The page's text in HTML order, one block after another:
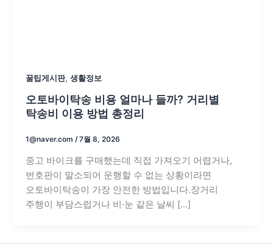
꿀팁게시판, 생활정보
오토바이탁송 비용 얼마나 들까? 거리별
탁송비 이용 방법 총정리
1@naver.com /7월 8, 2026
중고 바이크를 구매했는데 직접 가져오기 어렵거나,
번호판이 말소되어 운행할 수 없는 상황이라면
오토바이탁송이 가장 안전한 방법입니다.장거리
주행이 부담스럽거나 비·눈 같은 날씨 […]